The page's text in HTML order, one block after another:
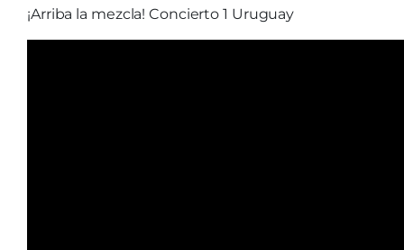
¡Arriba la mezcla! Concierto 1 Uruguay